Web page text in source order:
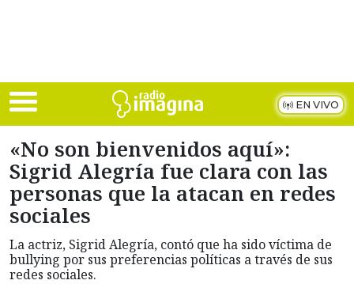
EN VIVO
«No son bienvenidos aquí»:
Sigrid Alegría fue clara con las
personas que la atacan en redes
sociales
La actriz, Sigrid Alegría, contó que ha sido víctima de
bullying por sus preferencias políticas a través de sus
redes sociales.